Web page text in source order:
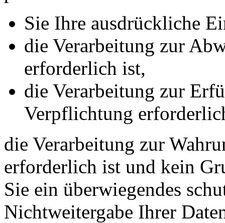
Sie Ihre ausdrückliche
die Verarbeitung zur
erforderlich ist,
die Verarbeitung zur
Verpflichtung
die Verarbeitung zur
erforderlich ist und kein
Sie ein überwiegendes
Nichtweitergabe Ihrer